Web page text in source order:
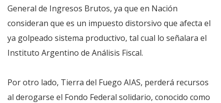
General de Ingresos Brutos, ya que en Nación
consideran que es un impuesto distorsivo que afecta el
ya golpeado sistema productivo, tal cual lo señalara el
Instituto Argentino de Análisis Fiscal.
Por otro lado, Tierra del Fuego AIAS, perderá recursos
al derogarse el Fondo Federal solidario, conocido como